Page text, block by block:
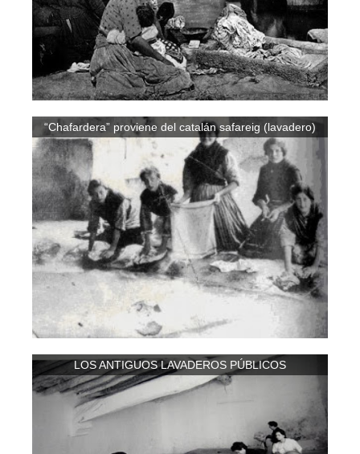
“Chafardera” proviene del catalán safareig (lavadero)
LOS ANTIGUOS LAVADEROS PÚBLICOS